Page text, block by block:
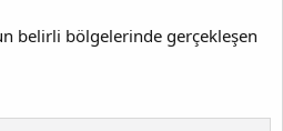
belirli bölgelerinde gerçekleşen